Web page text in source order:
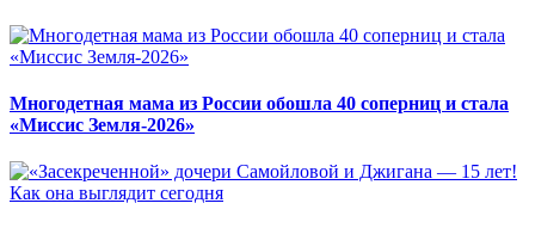
Многодетная мама из России обошла 40 соперниц и стала
«Миссис Земля-2026»